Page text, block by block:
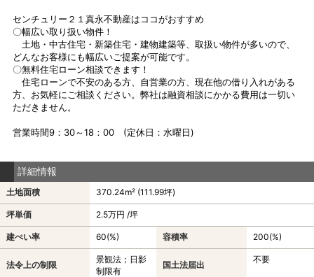
センチュリー２１真永不動産はココがおすすめ
〇幅広い取り扱い物件！
土地・中古住宅・新築住宅・建物建築等、取扱い物件が多いので、
どんなお客様にも幅広いご提案が可能です。
〇無料住宅ローン相談できます！
住宅ローンで不安のある方、自営業の方、現在他の借り入れがある
方、お気軽にご相談ください。弊社は融資相談にかかる費用は一切い
ただきません。
営業時間9：30～18：00 (定休日：水曜日)
詳細情報
土地面積 370.24m² (111.99坪)
坪単価 2.5万円 /坪
建ぺい率 60(%) 容積率 200(%)
法令上の制限
景観法；日影
制限有
国土法届出
不要